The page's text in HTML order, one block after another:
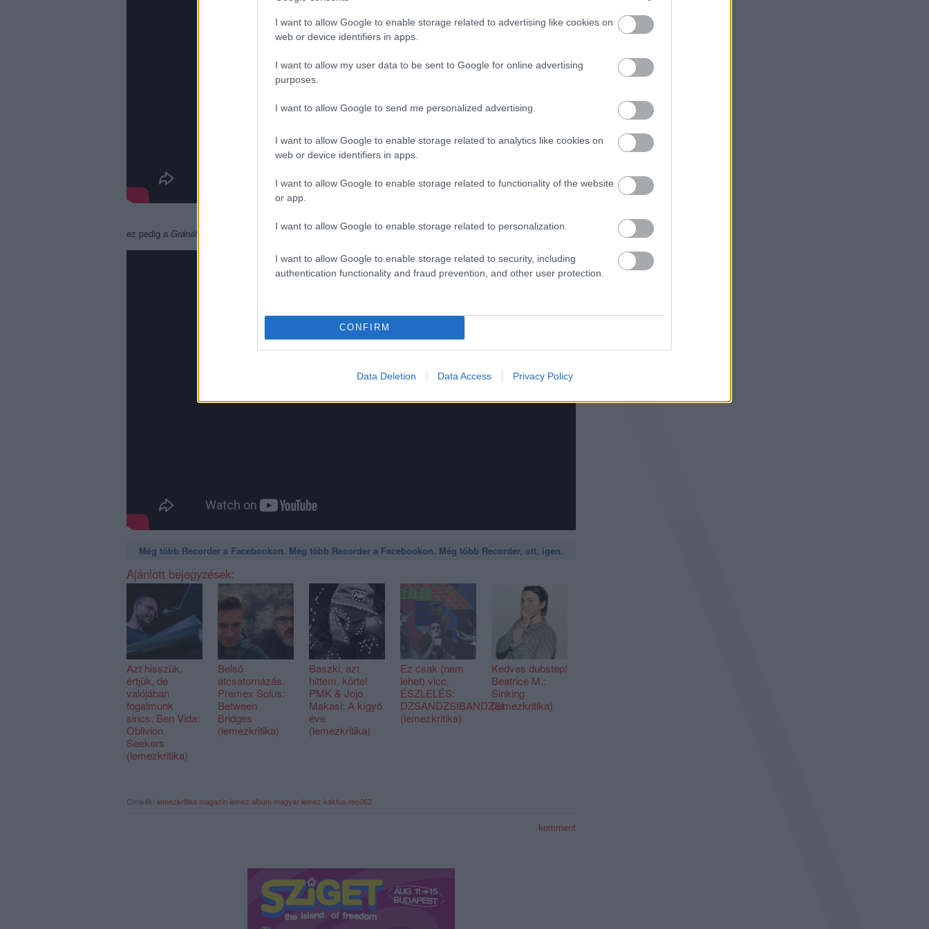
I want to allow Google to enable storage related to advertising like cookies on
web or device identifiers in apps.
I want to allow my user data to be sent to Google for online advertising
purposes.
I want to allow Google to send me personalized advertising.
I want to allow Google to enable storage related to analytics like cookies on
web or device identifiers in apps.
I want to allow Google to enable storage related to functionality of the website
or app.
I want to allow Google to enable storage related to personalization.
I want to allow Google to enable storage related to security, including
authentication functionality and fraud prevention, and other user protection.
CONFIRM
Data Deletion Data Access Privacy Policy
ez pedig a Gránátalma
Még több Recorder a Facebookon. Még több Recorder a Facebookon. Még több Recorder, ott, igen.
Ajánlott bejegyzések:
Azt hisszük,
értjük, de
valójában
fogalmunk
sincs. Ben Vida:
Oblivion
Seekers
(lemezkritika)
Belső
átcsatornázás.
Premex Solus:
Between
Bridges
(lemezkritika)
Baszki, azt
hittem, körte!
PMK & Jojo
Makasi: A kígyó
éve
(lemezkritika)
Ez csak (nem
lehet) vicc.
ÉSZLELÉS:
DZSANDZSIBANDZSI
(lemezkritika)
Kedves dubstep!
Beatrice M.:
Sinking
(lemezkritika)
Címkék: lemezkritika magazin lemez album magyar lemez kaktus rec062
komment